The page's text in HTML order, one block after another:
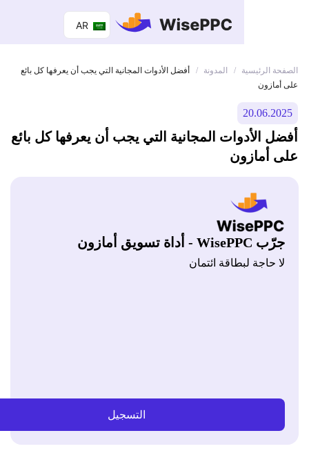
AR
الرئيسية / المدونة
أفضل الأدوات المجانية التي يجب أن يعرفها كل بائع
الأدوات المجانية التي يجب أن يعرفها كل بائع
أمازون
حاجة لبطاقة ائتمان
التسجيل